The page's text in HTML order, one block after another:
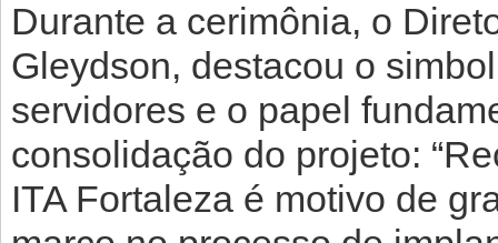
Durante a cerimônia, o
Gleydson, destacou o
servidores e o papel
consolidação do projeto:
ITA Fortaleza é motivo de